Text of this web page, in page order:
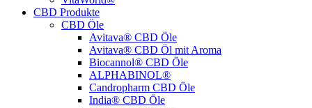
CBD Produkte
CBD Öle
Avitava® CBD Öle
Avitava® CBD Öl mit Aroma
Biocannol® CBD Öle
ALPHABINOL®
Candropharm CBD Öle
India® CBD Öle